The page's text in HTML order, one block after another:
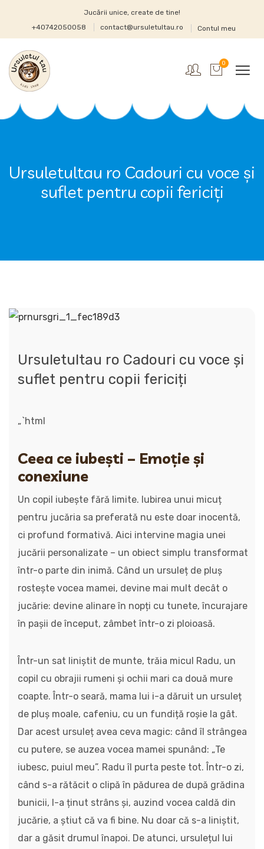
Jucării unice, create de tine!
+40742050058
contact@ursuletultau.ro Contul meu
0
Ursuletultau ro Cadouri cu voce și
suflet pentru copii fericiți
Ursuletultau ro Cadouri cu voce și
suflet pentru copii fericiți
„`html
Ceea ce iubești – Emoție și
conexiune
Un copil iubește fără limite. Iubirea unui micuț
pentru jucăria sa preferată nu este doar inocentă,
ci profund formativă. Aici intervine magia unei
jucării personalizate – un obiect simplu transformat
într-o parte din inimă. Când un ursuleț de pluș
rostește vocea mamei, devine mai mult decât o
jucărie: devine alinare în nopți cu tunete, încurajare
în pașii de început, zâmbet într-o zi ploioasă.
Într-un sat liniștit de munte, trăia micul Radu, un
copil cu obrajii rumeni și ochii mari ca două mure
coapte. Într-o seară, mama lui i-a dăruit un ursuleț
de pluș moale, cafeniu, cu un fundiță roșie la gât.
Dar acest ursuleț avea ceva magic: când îl strângea
cu putere, se auzea vocea mamei spunând: „Te
iubesc, puiul meu”. Radu îl purta peste tot. Într-o zi,
când s-a rătăcit o clipă în pădurea de după grădina
bunicii, l-a ținut strâns și, auzind vocea caldă din
jucărie, a știut că va fi bine. Nu doar că s-a liniștit,
dar a găsit drumul înapoi. De atunci, ursulețul lui